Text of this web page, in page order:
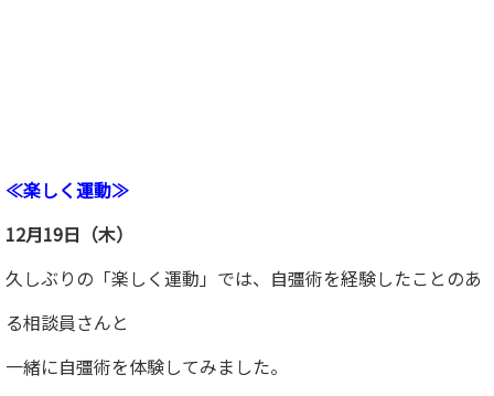
≪楽しく運動≫
12月19日（木）
久しぶりの「楽しく運動」では、自彊術を経験したことのあ
る相談員さんと
一緒に自彊術を体験してみました。